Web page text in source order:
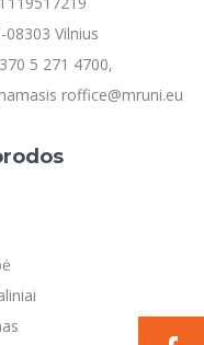
Vilnius
5 271 4700,
roffice@mruni.eu